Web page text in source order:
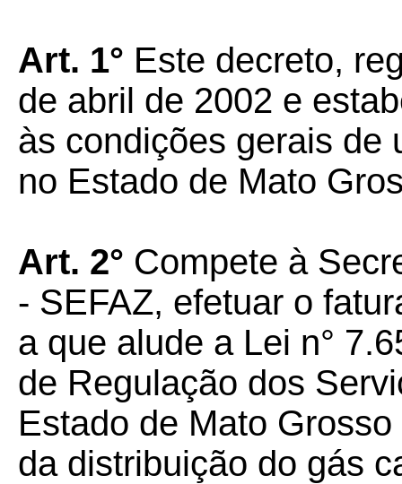
Art. 1° Este decreto,
de abril de 2002 e
às condições gerais de
no Estado de Mato
Art. 2° Compete à
- SEFAZ, efetuar o
a que alude a Lei n°
de Regulação dos
Estado de Mato
da distribuição do gás